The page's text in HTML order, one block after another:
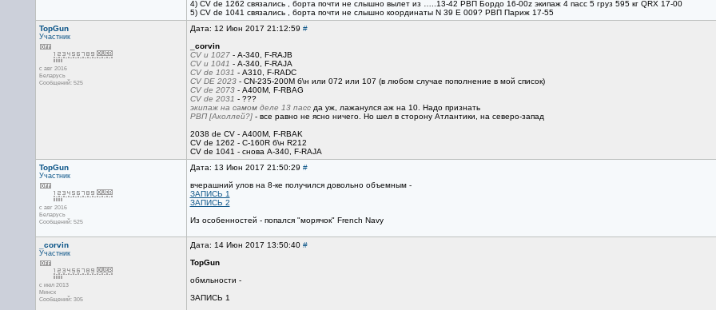
4) CV de 1262 связались , борта почти не слышно вылет из …..13-42 РВП Бордо 16-00z экипаж 4 пасс 5 груз 595 кг QRX 17-00
5) CV de 1041 связались , борта почти не слышно координаты N 39 E 009? РВП Париж 17-55
TopGun
Участник
с авг 2016
Беларусь
Сообщений: 525
Дата: 12 Июн 2017 21:12:59 #
_corvin
CV и 1027- А-340, F-RAJВ
CV и 1041 - А-340, F-RAJА
CV de 1031 - А310, F-RADС
CV DE 2023- CN-235-200M б\н или 072 или 107 (в любом случае пополнение в мой список)
CV de 2073- А400М, F-RBAG
CV de 2031 - ???
экипаж на самом деле 13 пассда уж, лажанулся аж на 10. Надо признать
РВП [Аколлей?]- все равно не ясно ничего. Но шел в сторону Атлантики, на северо-запад
2038 de CV - А400М, F-RBAK
CV de 1262 - C-160R б\н R212
CV de 1041 - cнова А-340, F-RAJА
TopGun
Участник
с авг 2016
Беларусь
Сообщений: 525
Дата: 13 Июн 2017 21:50:29 #
вчерашний улов на 8-ке получился довольно объемным -
ЗАПИСЬ 1
ЗАПИСЬ 2
Из особенностей - попался "морячок" French Navy
_corvin
Участник
с июл 2013
Минск
Сообщений: 305
Дата: 14 Июн 2017 13:50:40 #
TopGun
обмльности -
ЗАПИСЬ 1